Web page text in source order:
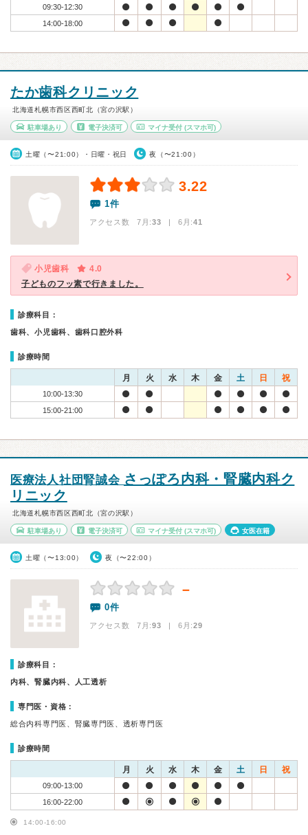
09:30-12:30
14:00-18:00
たか歯科クリニック
北海道札幌市西区西町北（宮の沢駅）
駐車場あり 電子決済可 マイナ受付 (スマホ可)
土曜（〜21:00）・日曜・祝日 夜（〜21:00）
3.22
1件
アクセス数 7月:33 | 6月:41
小児歯科
4.0
子どものフッ素で行きました。
診療科目：
歯科、小児歯科、歯科口腔外科
診療時間
月 火 水 木 金 土 日 祝
10:00-13:30
15:00-21:00
医療法人社団腎誠会 さっぽろ内科・腎臓内科ク
リニック
北海道札幌市西区西町北（宮の沢駅）
駐車場あり 電子決済可 マイナ受付 (スマホ可) 女医在籍
土曜（〜13:00） 夜（〜22:00）
－
0件
アクセス数 7月:93 | 6月:29
診療科目：
内科、腎臓内科、人工透析
専門医・資格：
総合内科専門医、腎臓専門医、透析専門医
診療時間
月 火 水 木 金 土 日 祝
09:00-13:00
16:00-22:00
14:00-16:00